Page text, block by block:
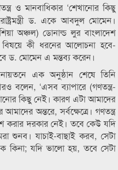
ও মানবাধিকার ‘শেখানোর কিছু
ড. একে আবদুল মোমেন।
অঞ্চল) ডোনাল্ড লুর বাংলাদেশ
বিষয়ে কী ধরনের আলোচনা হবে-
ড. মোমেন এ মন্তব্য করেন।
এক অনুষ্ঠান শেষে তিনি
বলেন, ‘এসব ব্যাপারে (গণতন্ত্র-
কিছু নেই। কারণ এটা আমাদের
অন্তরে, সর্বক্ষেত্রে। গণতন্ত্র
করার দরকার নেই। তবে কেউ যদি
শুনব। যাচাই-বাছাই করব, সেটা
কিনা; যদি ভালো হয়, তবে সেটা